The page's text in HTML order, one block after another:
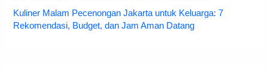
Kuliner Malam Pecenongan Jakarta untuk Keluarga: 7
Rekomendasi, Budget, dan Jam Aman Datang